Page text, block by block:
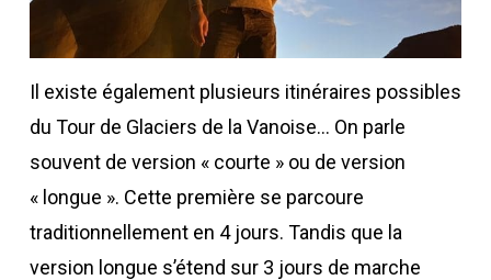
Il existe également plusieurs itinéraires possibles
du Tour de Glaciers de la Vanoise… On parle
souvent de version « courte » ou de version
« longue ». Cette première se parcoure
traditionnellement en 4 jours. Tandis que la
version longue s’étend sur 3 jours de marche